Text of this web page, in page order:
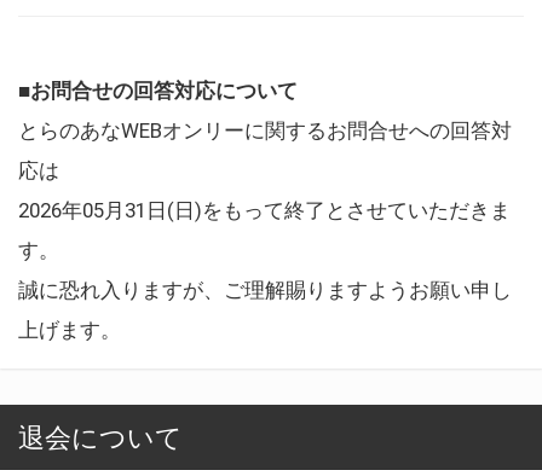
■お問合せの回答対応について
とらのあなWEBオンリーに関するお問合せへの回答対
応は
2026年05月31日(日)をもって終了とさせていただきま
す。
誠に恐れ入りますが、ご理解賜りますようお願い申し
上げます。
退会について